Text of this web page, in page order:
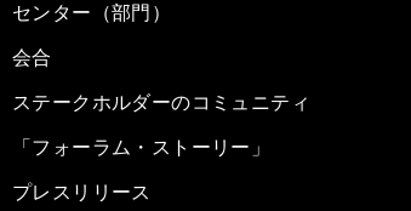
センター（部門）
会合
ステークホルダーのコミュニティ
「フォーラム・ストーリー」
プレスリリース